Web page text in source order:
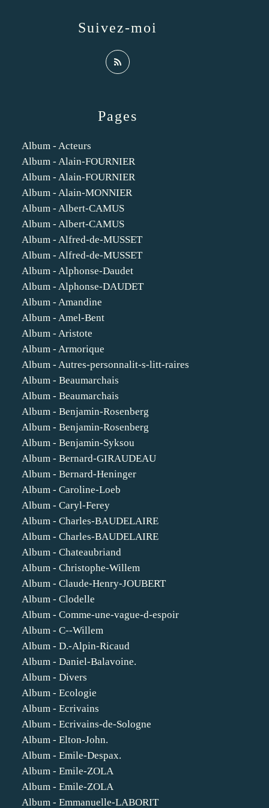
Pages
Album - Acteurs
Album - Alain-FOURNIER
Album - Alain-FOURNIER
Album - Alain-MONNIER
Album - Albert-CAMUS
Album - Albert-CAMUS
Album - Alfred-de-MUSSET
Album - Alfred-de-MUSSET
Album - Alphonse-Daudet
Album - Alphonse-DAUDET
Album - Amandine
Album - Amel-Bent
Album - Aristote
Album - Armorique
Album - Autres-personnalit-s-litt-raires
Album - Beaumarchais
Album - Beaumarchais
Album - Benjamin-Rosenberg
Album - Benjamin-Rosenberg
Album - Benjamin-Syksou
Album - Bernard-GIRAUDEAU
Album - Bernard-Heninger
Album - Caroline-Loeb
Album - Caryl-Ferey
Album - Charles-BAUDELAIRE
Album - Charles-BAUDELAIRE
Album - Chateaubriand
Album - Christophe-Willem
Album - Claude-Henry-JOUBERT
Album - Clodelle
Album - Comme-une-vague-d-espoir
Album - C--Willem
Album - D.-Alpin-Ricaud
Album - Daniel-Balavoine.
Album - Divers
Album - Ecologie
Album - Ecrivains
Album - Ecrivains-de-Sologne
Album - Elton-John.
Album - Emile-Despax.
Album - Emile-ZOLA
Album - Emile-ZOLA
Album - Emmanuelle-LABORIT
Suivez-moi